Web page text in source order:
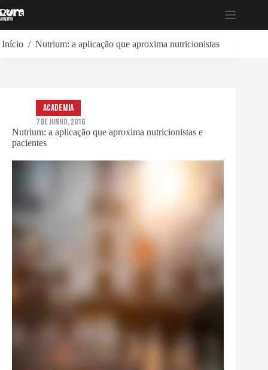
para
Início / Nutrium: a aplicação que aproxima nutricionistas e pacientes
Nutrium: a aplicação que aproxima nutricionistas e
pacientes
Academia
7 de Junho, 2016